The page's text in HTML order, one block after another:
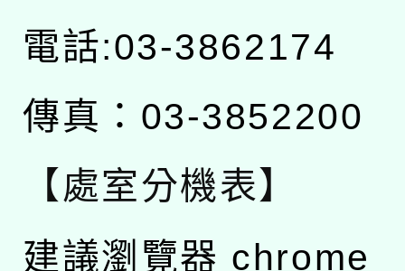
電話:03-3862174
傳真：03-3852200
【處室分機表】
建議瀏覽器 chrome